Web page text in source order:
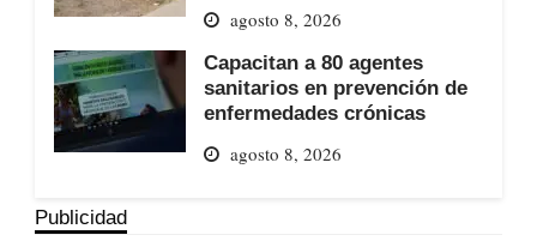
agosto 8, 2026
Capacitan a 80 agentes
sanitarios en prevención de
enfermedades crónicas
agosto 8, 2026
Publicidad